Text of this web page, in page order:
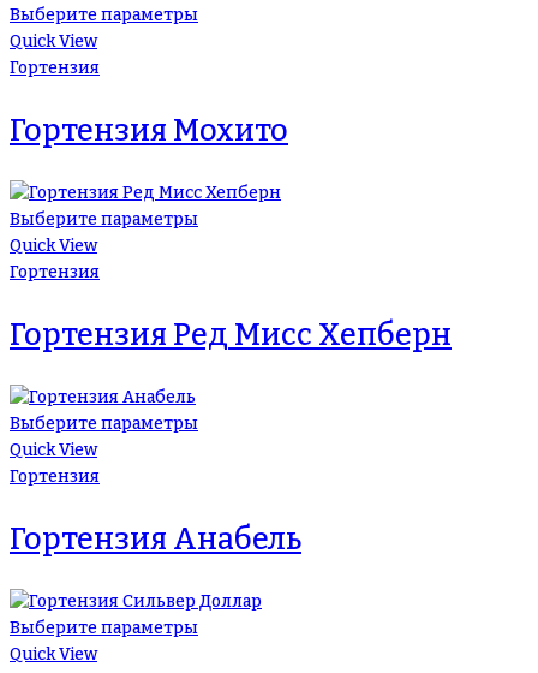
Выберите параметры
Quick View
Гортензия
Гортензия Мохито
Выберите параметры
Quick View
Гортензия
Гортензия Ред Мисс Хепберн
Выберите параметры
Quick View
Гортензия
Гортензия Анабель
Выберите параметры
Quick View